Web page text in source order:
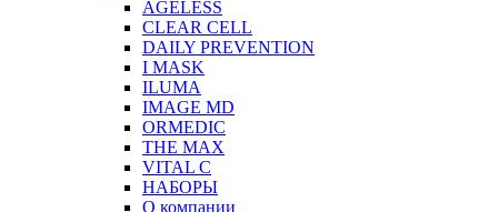
AGELESS
CLEAR CELL
DAILY PREVENTION
I MASK
ILUMA
IMAGE MD
ORMEDIC
THE MAX
VITAL C
НАБОРЫ
О компании